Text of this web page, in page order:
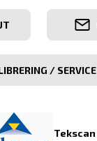
/ SERVICE
Tekscan